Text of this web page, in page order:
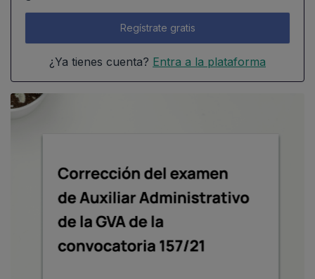
Regístrate gratis
¿Ya tienes cuenta? Entra a la plataforma